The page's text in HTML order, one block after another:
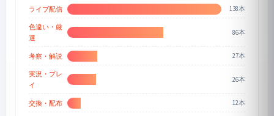
ライブ配信 138本
色違い・厳
選
86本
考察・解説 27本
実況・プレ
イ
26本
交換・配布 12本